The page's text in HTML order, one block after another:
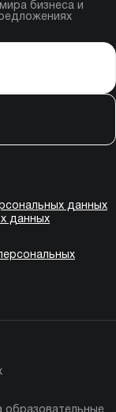
бизнеса и
данных
данных